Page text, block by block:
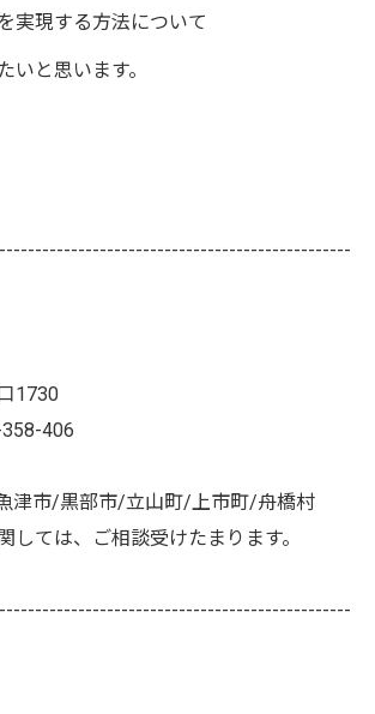
実現する方法について
いと思います。
1730
406
津市/黒部市/立山町/上市町/舟橋村
しては、ご相談受けたまります。